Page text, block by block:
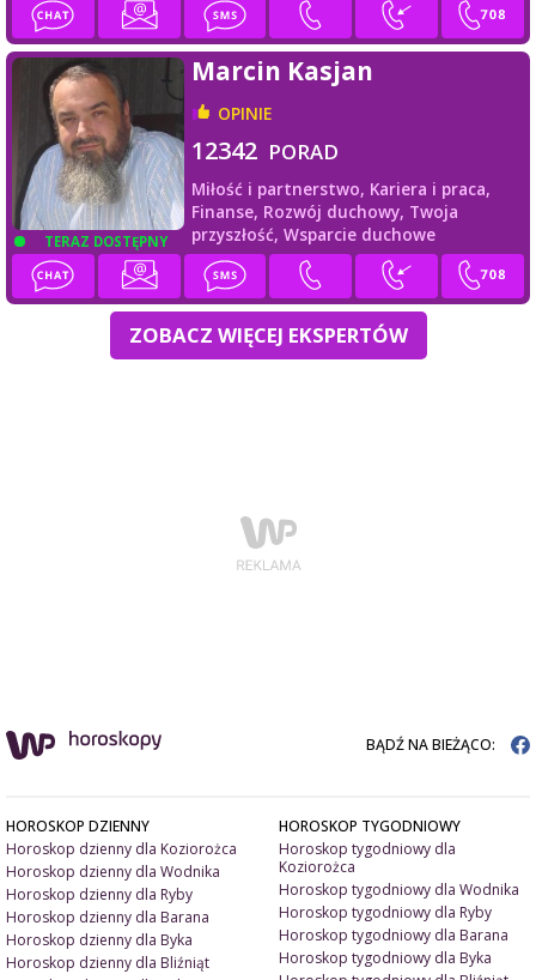
TERAZ DOSTĘPNY
Marcin Kasjan
OPINIE
12342 PORAD
Miłość i partnerstwo, Kariera i praca,
Finanse, Rozwój duchowy, Twoja
przyszłość, Wsparcie duchowe
ZOBACZ WIĘCEJ EKSPERTÓW
BĄDŹ NA BIEŻĄCO:
HOROSKOP DZIENNY
Horoskop dzienny dla Koziorożca
Horoskop dzienny dla Wodnika
Horoskop dzienny dla Ryby
Horoskop dzienny dla Barana
Horoskop dzienny dla Byka
Horoskop dzienny dla Bliźniąt
HOROSKOP TYGODNIOWY
Horoskop tygodniowy dla
Koziorożca
Horoskop tygodniowy dla Wodnika
Horoskop tygodniowy dla Ryby
Horoskop tygodniowy dla Barana
Horoskop tygodniowy dla Byka